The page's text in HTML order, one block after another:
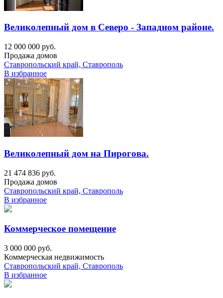
Великолепный дом в Северо - Западном районе.
12 000 000 руб.
Продажа домов
Ставропольский край, Ставрополь
В избранное
Великолепный дом на Пирогова.
21 474 836 руб.
Продажа домов
Ставропольский край, Ставрополь
В избранное
Коммерческое помещение
3 000 000 руб.
Коммерческая недвижимость
Ставропольский край, Ставрополь
В избранное